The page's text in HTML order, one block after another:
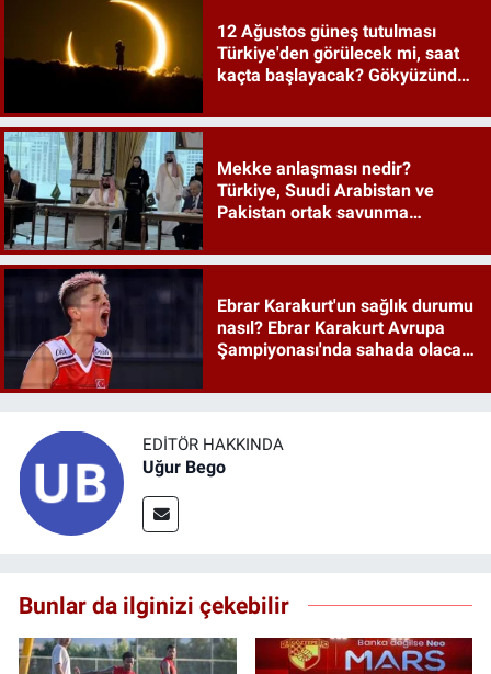
12 Ağustos güneş tutulması
Türkiye'den görülecek mi, saat
kaçta başlayacak? Gökyüzünde
Mekke anlaşması nedir?
Türkiye, Suudi Arabistan ve
Pakistan ortak savunma
Ebrar Karakurt'un sağlık durumu
nasıl? Ebrar Karakurt Avrupa
Şampiyonası'nda sahada olacak
EDITÖR HAKKINDA
Uğur Bego
Bunlar da ilginizi çekebilir